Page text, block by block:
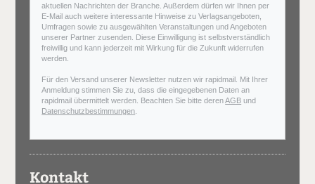
aktuellen Nachrichten der Branche. Außerdem dürfen wir Ihnen per
E-Mail auch weitere interessante Hinweise zu Verlagsangeboten,
Umfragen sowie zu ausgewählten Veranstaltungen und Angeboten
unserer Partner zusenden. Diese Einwilligung ist selbstverständlich
freiwillig und kann jederzeit mit Wirkung für die Zukunft widerrufen
werden.
Für den Versand unserer Newsletter nutzen wir rapidmail. Mit Ihrer
Anmeldung stimmen Sie zu, dass die eingegebenen Daten an
rapidmail übermittelt werden. Beachten Sie bitte derenAGB und
Datenschutzbestimmungen
Kontakt